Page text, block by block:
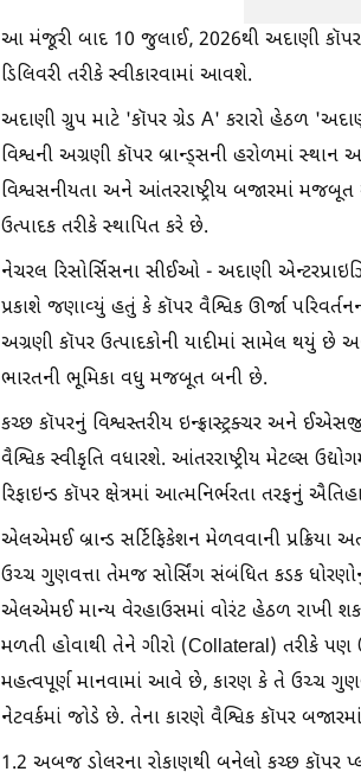
આ મંજૂરી બાદ 10 જુલાઈ, 2026થી અદાણી કૉપર
ડિલિવરી તરીકે સ્વીકારવામાં આવશે.
અદાણી ગ્રુપ માટે 'કૉપર ગ્રેડ A' કરારો હેઠળ
વિશ્વની અગ્રણી કૉપર બ્રાન્ડ્સની હરોળમાં
વિશ્વસનીયતા અને આંતરરાષ્ટ્રીય બજારમાં
ઉત્પાદક તરીકે સ્થાપિત કરે છે.
નેચરલ રિસોર્સિસના સીઈઓ - અદાણી
પ્રકાશે જણાવ્યું હતું કે કૉપર વૈશ્વિક ઊર્જા
અગ્રણી કૉપર ઉત્પાદકોની યાદીમાં સામેલ થયું
ભારતની ભૂમિકા વધુ મજબૂત બની છે.
કચ્છ કૉપરનું વિશ્વસ્તરીય ઇન્ફ્રાસ્ટ્રક્ચર અને
વૈશ્વિક સ્વીકૃતિ વધારશે. આંતરરાષ્ટ્રીય મેટલ્સ
રિફાઇન્ડ કૉપર ક્ષેત્રમાં આત્મનિર્ભરતા તરફનું
એલએમઈ બ્રાન્ડ સર્ટિફિકેશન મેળવવાની
ઉચ્ચ ગુણવત્તા તેમજ સોર્સિંગ સંબંધિત કડક
એલએમઈ માન્ય વેરહાઉસમાં વોરંટ હેઠળ રાખી
મળતી હોવાથી તેને ગીરો (Collateral) તરીકે
મહત્વપૂર્ણ માનવામાં આવે છે, કારણ કે તે ઉચ્ચ
નેટવર્કમાં જોડે છે. તેના કારણે વૈશ્વિક કૉપર
1.2 અબજ ડોલરના રોકાણથી બનેલો કચ્છ કૉપર